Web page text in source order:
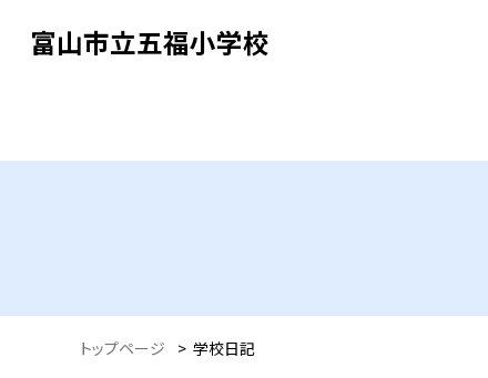
富山市立五福小学校
トップページ > 学校日記